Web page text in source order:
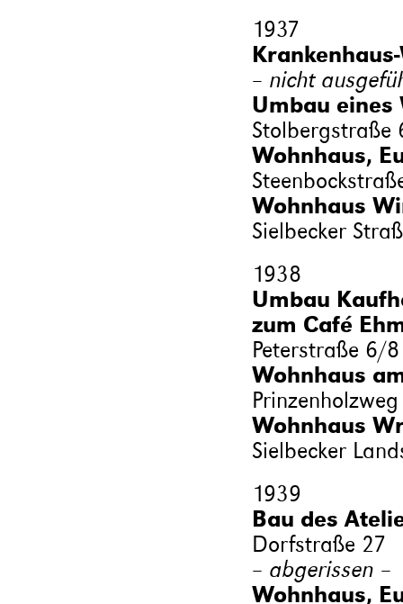
1937
– nicht
Umbau eines
Stolbergstraße
Wohnhaus,
Wohnhaus
Sielbecker
1938
Umbau
zum Café
Peterstraße 6/8
Wohnhaus
Wohnhaus
Sielbecker
1939
Bau des
Dorfstraße 27
– abgerissen –
Wohnhaus,